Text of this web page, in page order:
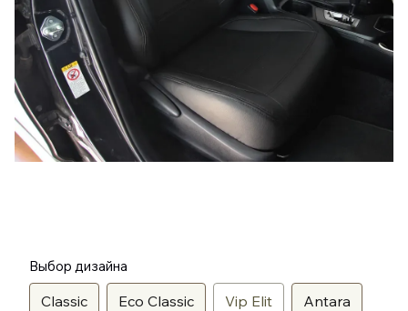
Выбор дизайна
Classic Eco Classic Vip Elit Antara